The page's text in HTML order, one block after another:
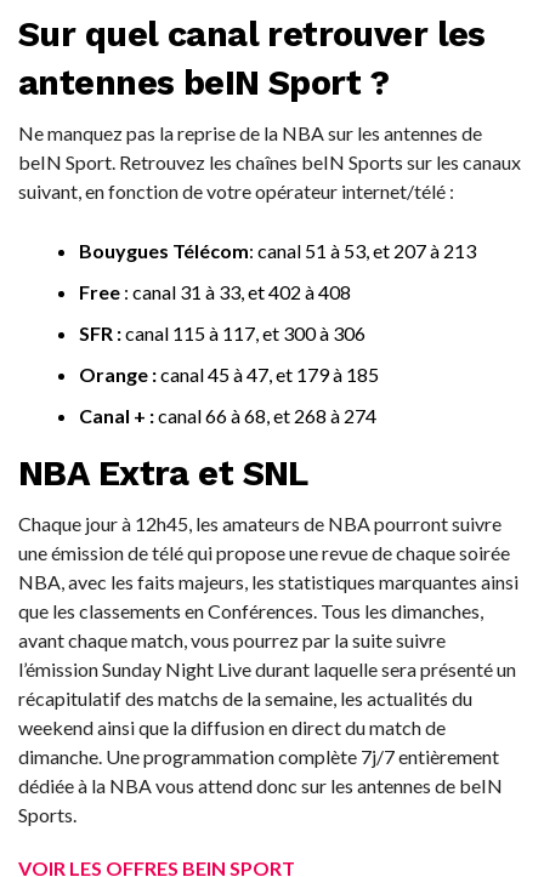
Sur quel canal retrouver les
antennes beIN Sport ?
Ne manquez pas la reprise de la NBA sur les antennes de
beIN Sport. Retrouvez les chaînes beIN Sports sur les canaux
suivant, en fonction de votre opérateur internet/télé :
Bouygues Télécom: canal 51 à 53, et 207 à 213
Free : canal 31 à 33, et 402 à 408
SFR :canal 115 à 117, et 300 à 306
Orange :canal 45 à 47, et 179 à 185
Canal + :canal 66 à 68, et 268 à 274
NBA Extra et SNL
Chaque jour à 12h45, les amateurs de NBA pourront suivre
une émission de télé qui propose une revue de chaque soirée
NBA, avec les faits majeurs, les statistiques marquantes ainsi
que les classements en Conférences. Tous les dimanches,
avant chaque match, vous pourrez par la suite suivre
l’émission Sunday Night Live durant laquelle sera présenté un
récapitulatif des matchs de la semaine, les actualités du
weekend ainsi que la diffusion en direct du match de
dimanche. Une programmation complète 7j/7 entièrement
dédiée à la NBA vous attend donc sur les antennes de beIN
Sports.
VOIR LES OFFRES BEIN SPORT